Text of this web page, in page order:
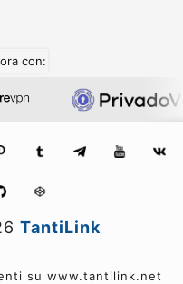
con:
TantiLink
su www.tantilink.net